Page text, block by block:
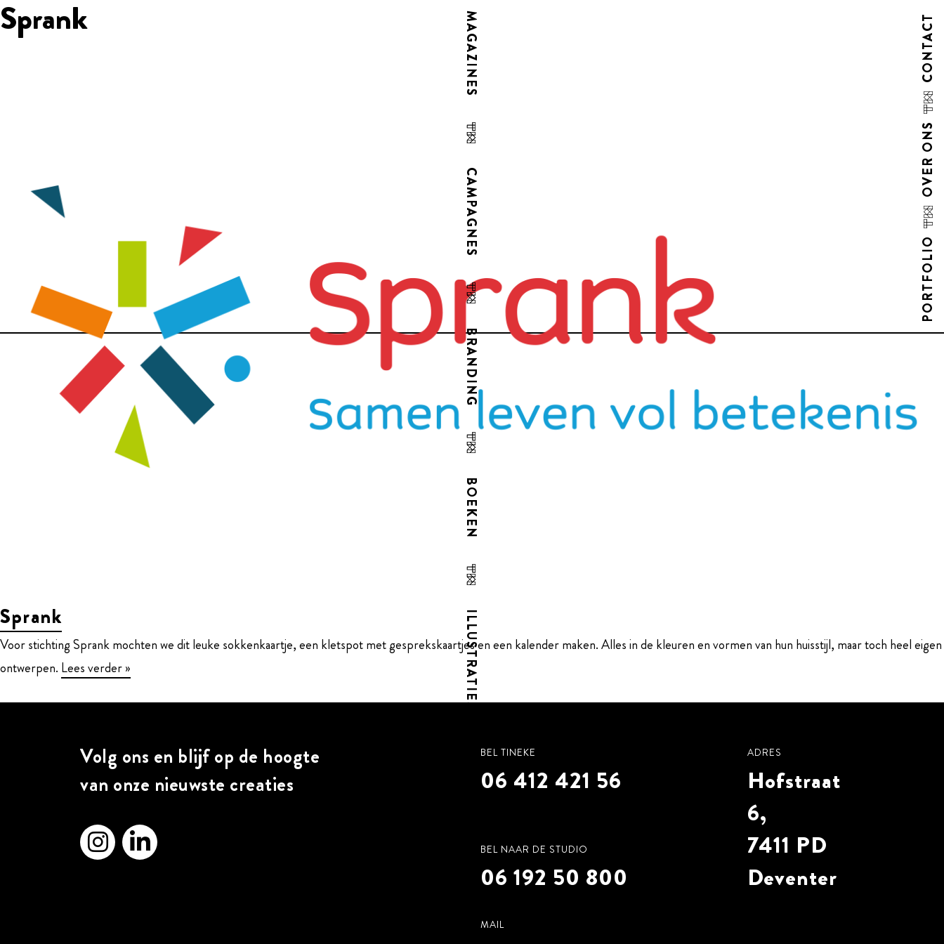
PORTFOLIO
OVER ONS
CONTACT
MAGAZINES
CAMPAGNES
BRANDING
BOEKEN
ILLUSTRATIES
Sprank
Sprank
Voor stichting Sprank mochten we dit leuke sokkenkaartje, een kletspot met gesprekskaartjes en een kalender maken. Alles in de kleuren en vormen van hun huisstijl, maar toch heel eigen
ontwerpen. Lees verder »
Volg ons en blijf op de hoogte
van onze nieuwste creaties
BEL TINEKE
06 412 421 56
BEL NAAR DE STUDIO
06 192 50 800
ADRES
Hofstraat
6,
7411 PD
Deventer
MAIL